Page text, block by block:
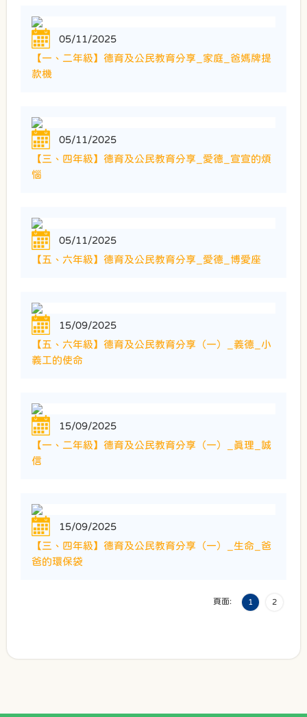
05/11/2025
【一、二年級】德育及公民教育分享_家庭_爸媽牌提
款機
05/11/2025
【三、四年級】德育及公民教育分享_愛德_宣宣的煩
惱
05/11/2025
【五、六年級】德育及公民教育分享_愛德_博愛座
15/09/2025
【五、六年級】德育及公民教育分享（一）_義德_小
義工的使命
15/09/2025
【一、二年級】德育及公民教育分享（一）_真理_誠
信
15/09/2025
【三、四年級】德育及公民教育分享（一）_生命_爸
爸的環保袋
頁面: 1 2